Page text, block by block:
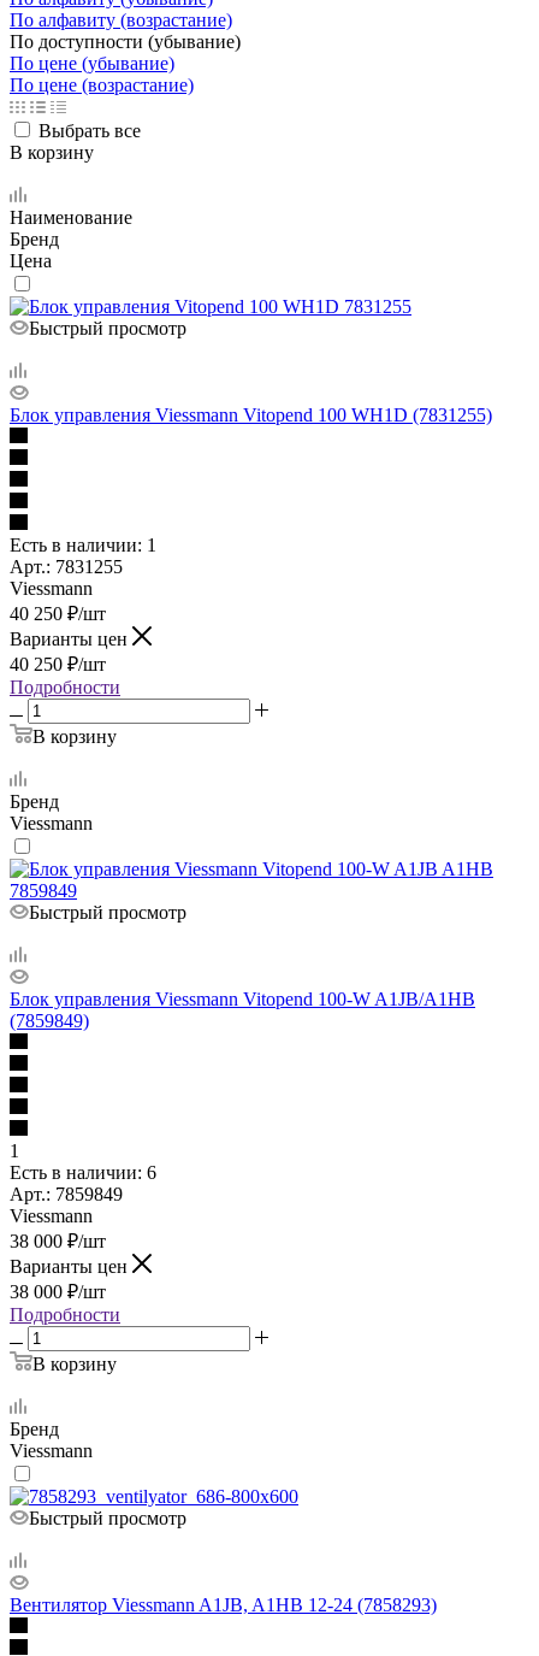
По алфавиту (возрастание)
По доступности (убывание)
По цене (убывание)
По цене (возрастание)
Выбрать все
В корзину
Наименование
Бренд
Цена
Быстрый просмотр
Блок управления Viessmann Vitopend 100 WH1D (7831255)
Есть в наличии: 1
Арт.: 7831255
Viessmann
40 250 ₽/шт
Варианты цен
40 250 ₽/шт
Подробности
В корзину
Бренд
Viessmann
Быстрый просмотр
Блок управления Viessmann Vitopend 100-W A1JB/A1HB
(7859849)
1
Есть в наличии: 6
Арт.: 7859849
Viessmann
38 000 ₽/шт
Варианты цен
38 000 ₽/шт
Подробности
В корзину
Бренд
Viessmann
Быстрый просмотр
Вентилятор Viessmann A1JB, A1HB 12-24 (7858293)